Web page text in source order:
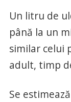
Un litru de
până la un
similar celui
adult, timp
Se